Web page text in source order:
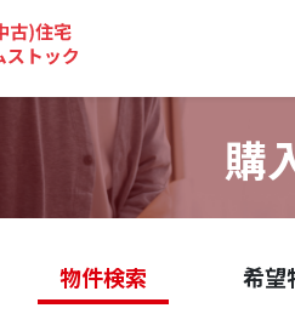
購
物件検索 希望